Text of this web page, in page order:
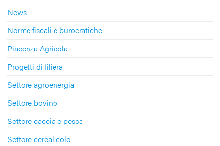
News
Norme fiscali e burocratiche
Piacenza Agricola
Progetti di filiera
Settore agroenergia
Settore bovino
Settore caccia e pesca
Settore cerealicolo